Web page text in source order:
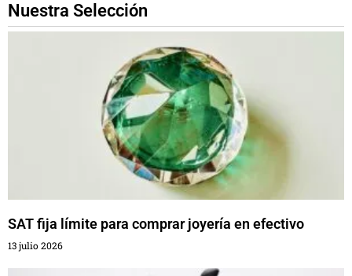
Nuestra Selección
SAT fija límite para comprar joyería en efectivo
13 julio 2026